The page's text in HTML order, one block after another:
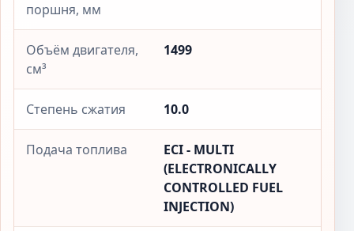
поршня, мм
Объём двигателя,
см³
1499
Степень сжатия 10.0
Подача топлива
ECI - MULTI
(ELECTRONICALLY
CONTROLLED FUEL
INJECTION)